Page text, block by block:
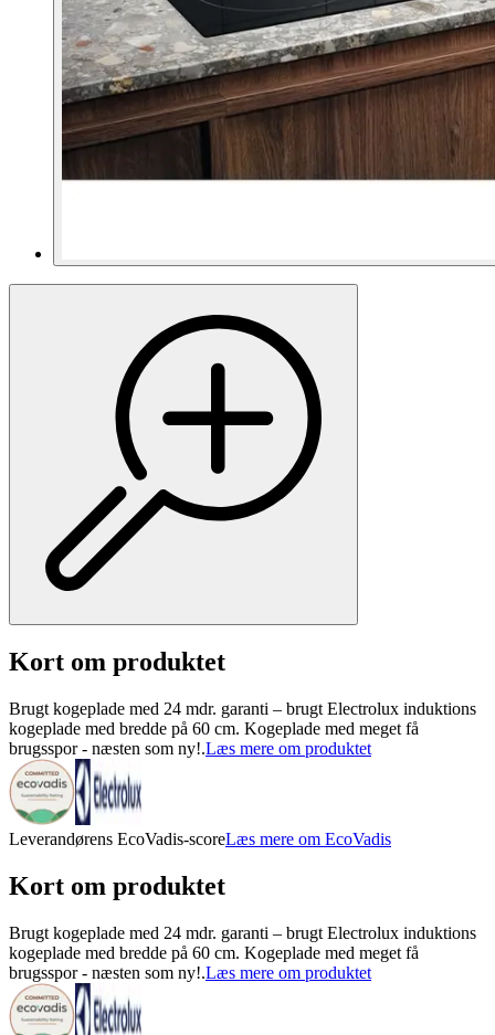
Kort om produktet
Brugt kogeplade med 24 mdr. garanti – brugt Electrolux induktions
kogeplade med bredde på 60 cm. Kogeplade med meget få
brugsspor - næsten som ny!.Læs mere om produktet
Leverandørens EcoVadis-scoreLæs mere om EcoVadis
Kort om produktet
Brugt kogeplade med 24 mdr. garanti – brugt Electrolux induktions
kogeplade med bredde på 60 cm. Kogeplade med meget få
brugsspor - næsten som ny!.Læs mere om produktet